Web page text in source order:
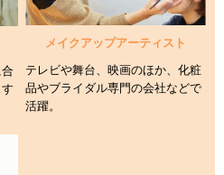
メイクアップアーティスト
テレビや舞台、映画のほか、化粧
品やブライダル専門の会社などで
活躍。